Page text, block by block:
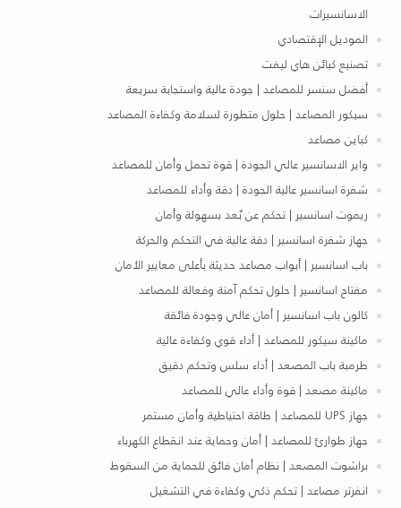
الاسانسيرات
الموديل الإقتصادي
تصنيع كبائن هاي ليفت
أفضل سنسر للمصاعد | جودة عالية واستجابة سريعة
سيكور المصاعد | حلول متطورة لسلامة وكفاءة المصاعد
كباين مصاعد
واير الاسانسير عالي الجودة | قوة تحمل وأمان للمصاعد
شفرة اسانسير عالية الجودة | دقة وأداء للمصاعد
ريموت اسانسير | تحكم عن بُعد بسهولة وأمان
جهاز شفرة اسانسير | دقة عالية في التحكم والحركة
باب اسانسير | أبواب مصاعد حديثة بأعلى معايير الأمان
مفتاح اسانسير | حلول تحكم آمنة وفعالة للمصاعد
كالون باب اسانسير | أمان عالي وجودة فائقة
ماكينة سيكور للمصاعد | أداء قوي وكفاءة عالية
طرمبة باب المصعد | أداء سلس وتحكم دقيق
ماكينة مصعد | قوة وأداء عالي للمصاعد
جهاز UPS للمصاعد | طاقة احتياطية وأمان مستمر
جهاز طوارئ للمصاعد | أمان وحماية عند انقطاع الكهرباء
براشوت المصعد | نظام أمان فائق للحماية من السقوط
انفرتر مصاعد | تحكم ذكي وكفاءة في التشغيل